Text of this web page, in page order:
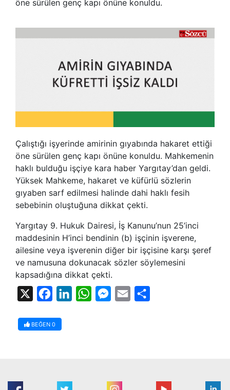
öne sürülen genç kapı önüne konuldu.
Çalıştığı işyerinde amirinin gıyabında hakaret ettiği
öne sürülen genç kapı önüne konuldu. Mahkemenin
haklı bulduğu işçiye kara haber Yargıtay’dan geldi.
Yüksek Mahkeme, hakaret ve küfürlü sözlerin
gıyaben sarf edilmesi halinde dahi haklı fesih
sebebinin oluştuğuna dikkat çekti.
Yargıtay 9. Hukuk Dairesi, İş Kanunu’nun 25’inci
maddesinin H’inci bendinin (b) işçinin işverene,
ailesine veya işverenin diğer bir işçisine karşı şeref
ve namusuna dokunacak sözler söylemesini
kapsadığına dikkat çekti.
FacebookLinkedInWhatsAppMessenger
Email
BEĞEN 0